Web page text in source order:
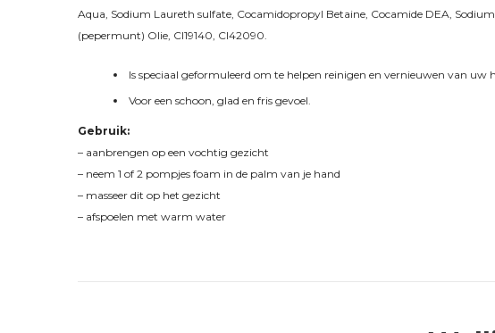
Aqua, Sodium Laureth sulfate, Cocamidopropyl Betaine, Cocamide DEA,
(pepermunt) Olie, CI19140, CI42090.
Is speciaal geformuleerd om te helpen reinigen en vernieuwen van uw
Voor een schoon, glad en fris gevoel.
Gebruik:
– aanbrengen op een vochtig gezicht
– neem 1 of 2 pompjes foam in de palm van je hand
– masseer dit op het gezicht
– afspoelen met warm water